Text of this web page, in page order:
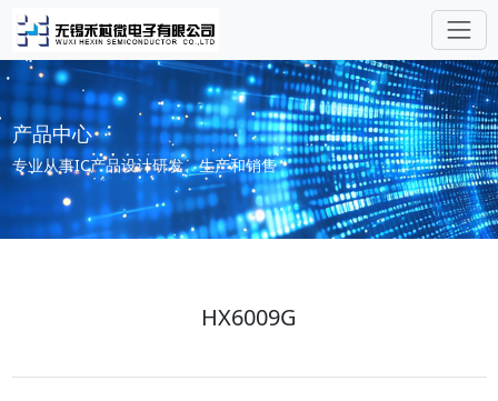
产品中心
专业从事IC产品设计研发、生产和销售
HX6009G